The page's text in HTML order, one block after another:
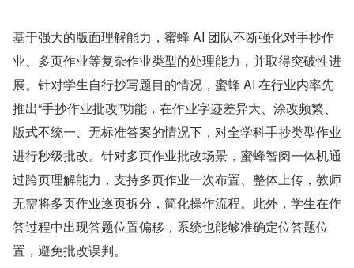
基于强大的版面理解能力，蜜蜂 AI 团队不断强化对手抄作
业、多页作业等复杂作业类型的处理能力，并取得突破性进
展。针对学生自行抄写题目的情况，蜜蜂 AI 在行业内率先
推出“手抄作业批改”功能，在作业字迹差异大、涂改频繁、
版式不统一、无标准答案的情况下，对全学科手抄类型作业
进行秒级批改。针对多页作业批改场景，蜜蜂智阅一体机通
过跨页理解能力，支持多页作业一次布置、整体上传，教师
无需将多页作业逐页拆分，简化操作流程。此外，学生在作
答过程中出现答题位置偏移，系统也能够准确定位答题位
置，避免批改误判。